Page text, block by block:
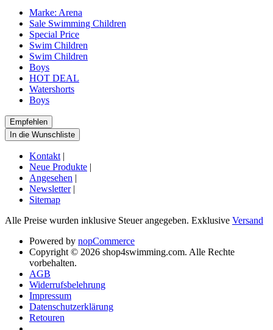
Marke: Arena
Sale Swimming Children
Special Price
Swim Children
Swim Children
Boys
HOT DEAL
Watershorts
Boys
Kontakt |
Neue Produkte |
Angesehen |
Newsletter |
Sitemap
Alle Preise wurden inklusive Steuer angegeben. Exklusive Versand
Powered by nopCommerce
Copyright © 2026 shop4swimming.com. Alle Rechte
vorbehalten.
AGB
Widerrufsbelehrung
Impressum
Datenschutzerklärung
Retouren